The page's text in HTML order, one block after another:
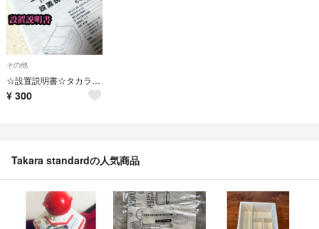
その他
☆設置説明書☆タカラ食器洗い乾燥機TKW-V45A説明書 必要な方へ
¥ 300
Takara standardの人気商品